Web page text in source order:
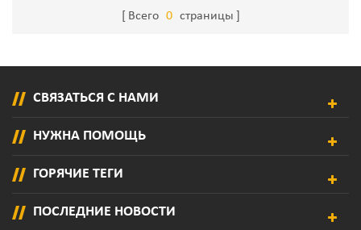
Всего 0 страницы
СВЯЗАТЬСЯ С НАМИ
НУЖНА ПОМОЩЬ
ГОРЯЧИЕ ТЕГИ
ПОСЛЕДНИЕ НОВОСТИ